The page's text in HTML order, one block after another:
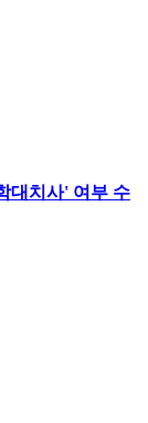
대치사' 여부 수